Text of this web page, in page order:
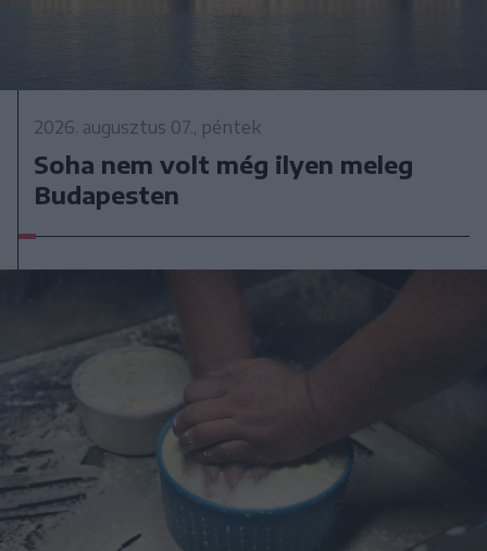
2026. augusztus 07., péntek
Soha nem volt még ilyen meleg
Budapesten